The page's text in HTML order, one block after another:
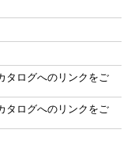
タログへのリンクをご
タログへのリンクをご